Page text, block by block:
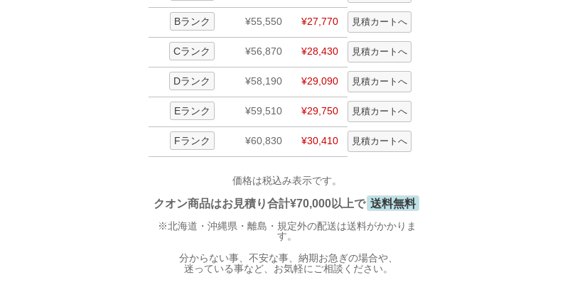
Bランク ¥55,550 ¥27,770
Cランク ¥56,870 ¥28,430
Dランク ¥58,190 ¥29,090
Eランク ¥59,510 ¥29,750
Fランク ¥60,830 ¥30,410
価格は税込み表示です。
クオン商品はお見積り合計¥70,000以上で 送料無料
※北海道・沖縄県・離島・規定外の配送は送料がかかりま
す。
分からない事、不安な事、納期お急ぎの場合や、
迷っている事など、お気軽にご相談ください。